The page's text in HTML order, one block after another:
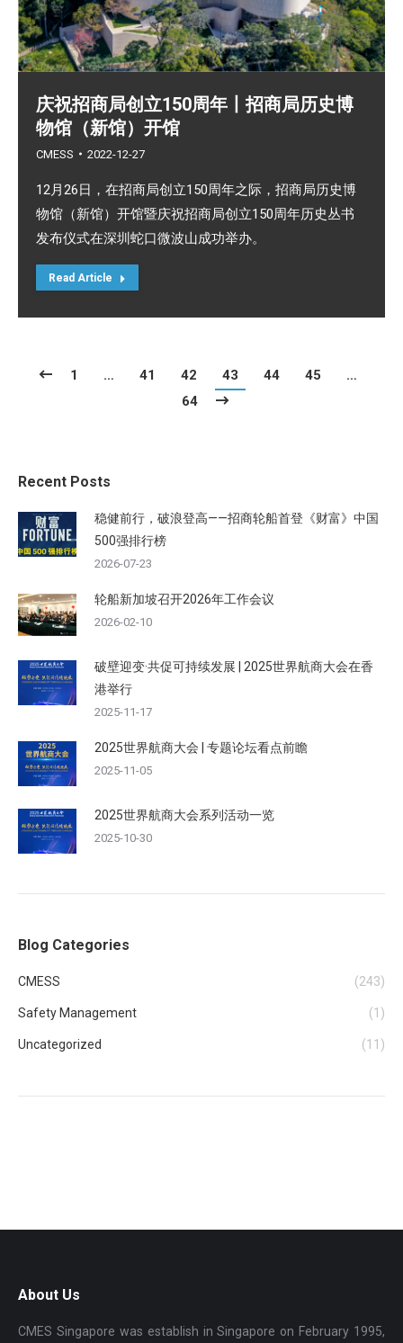
庆祝招商局创立150周年丨招商局历史博
物馆（新馆）开馆
CMESS 2022-12-27
12月26日，在招商局创立150周年之际，招商局历史博
物馆（新馆）开馆暨庆祝招商局创立150周年历史丛书
发布仪式在深圳蛇口微波山成功举办。
Read Article
1 … 41 42 43 44 45
…
64
Recent Posts
稳健前行，破浪登高——招商轮船首登《财富》中国
500强排行榜
2026-07-23
轮船新加坡召开2026年工作会议
2026-02-10
破壁迎变·共促可持续发展 | 2025世界航商大会在香
港举行
2025-11-17
2025世界航商大会 | 专题论坛看点前瞻
2025-11-05
2025世界航商大会系列活动一览
2025-10-30
Blog Categories
CMESS (243)
Safety Management (1)
Uncategorized (11)
About Us
CMES Singapore was establish in Singapore on February 1995,